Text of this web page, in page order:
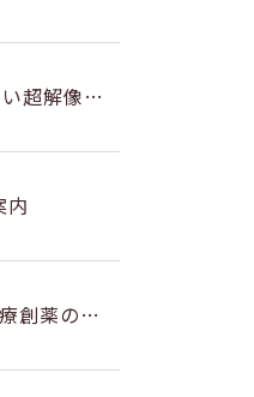
超解像イ
内
創薬のた